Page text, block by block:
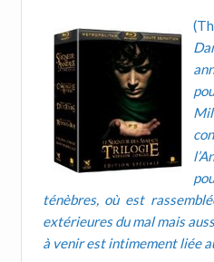
ténèbres, où est
extérieures du mal mais
à venir est intimement liée